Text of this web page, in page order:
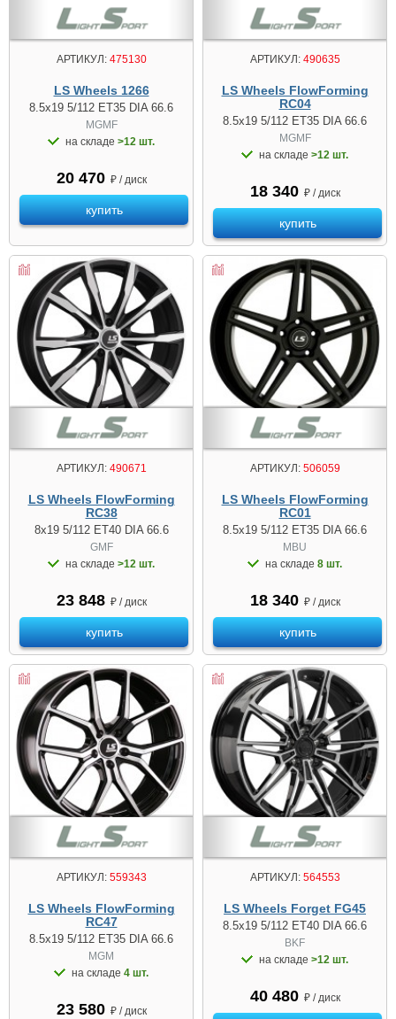
АРТИКУЛ:475130
LS Wheels 1266
8.5x19 5/112 ET35 DIA 66.6
MGMF
на складе >12 шт.
20 470 ₽ / диск
купить
АРТИКУЛ:490635
LS Wheels FlowForming
RC04
8.5x19 5/112 ET35 DIA 66.6
MGMF
на складе >12 шт.
18 340 ₽ / диск
купить
АРТИКУЛ:490671
LS Wheels FlowForming
RC38
8x19 5/112 ET40 DIA 66.6
GMF
на складе >12 шт.
23 848 ₽ / диск
купить
АРТИКУЛ:506059
LS Wheels FlowForming
RC01
8.5x19 5/112 ET35 DIA 66.6
MBU
на складе 8 шт.
18 340 ₽ / диск
купить
АРТИКУЛ:559343
LS Wheels FlowForming
RC47
8.5x19 5/112 ET35 DIA 66.6
MGM
на складе 4 шт.
23 580 ₽ / диск
АРТИКУЛ:564553
LS Wheels Forget FG45
8.5x19 5/112 ET40 DIA 66.6
BKF
на складе >12 шт.
40 480 ₽ / диск